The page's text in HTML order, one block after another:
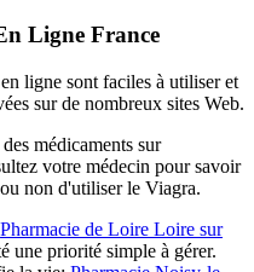
Ligne France
ligne sont faciles à utiliser et
sur de nombreux sites Web.
médicaments sur
votre médecin pour savoir
non d'utiliser le Viagra.
Pharmacie de Loire Loire sur
une priorité simple à gérer.